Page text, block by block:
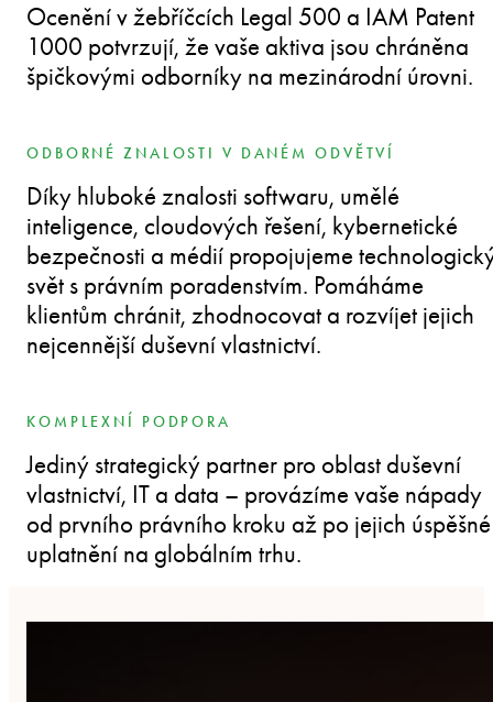
Ocenění v žebříčcích Legal 500 a IAM Patent
1000 potvrzují, že vaše aktiva jsou chráněna
špičkovými odborníky na mezinárodní úrovni.
ODBORNÉ ZNALOSTI V DANÉM ODVĚTVÍ
Díky hluboké znalosti softwaru, umělé
inteligence, cloudových řešení, kybernetické
bezpečnosti a médií propojujeme
svět s právním poradenstvím. Pomáháme
klientům chránit, zhodnocovat a rozvíjet jejich
nejcennější duševní vlastnictví.
KOMPLEXNÍ PODPORA
Jediný strategický partner pro oblast duševní
vlastnictví, IT a data – provázíme vaše nápady
od prvního právního kroku až po jejich úspěšné
uplatnění na globálním trhu.